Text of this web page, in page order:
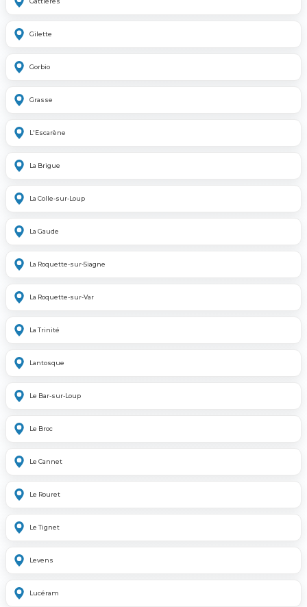
Gilette
Gorbio
Grasse
L'Escarène
La Brigue
La Colle-sur-Loup
La Gaude
La Roquette-sur-Siagne
La Roquette-sur-Var
La Trinité
Lantosque
Le Bar-sur-Loup
Le Broc
Le Cannet
Le Rouret
Le Tignet
Levens
Lucéram